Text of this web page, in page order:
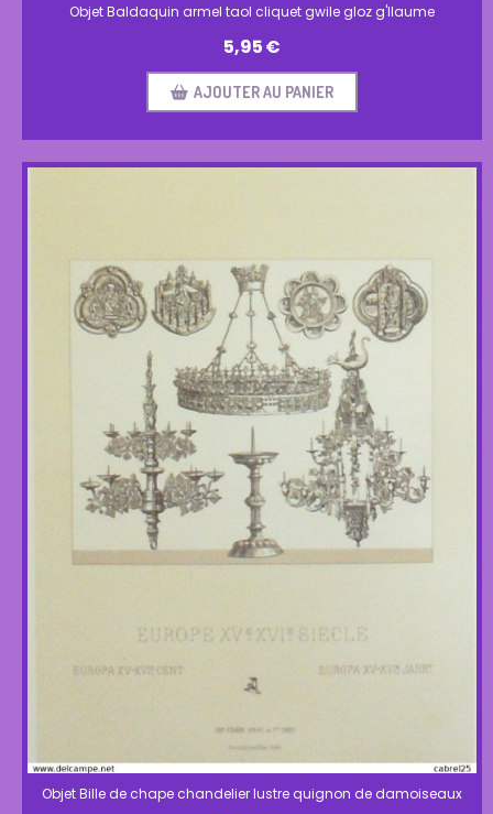
Objet Baldaquin armel taol cliquet gwile gloz g'llaume
5,95€
AJOUTER AU PANIER
Objet Bille de chape chandelier lustre quignon de damoiseaux